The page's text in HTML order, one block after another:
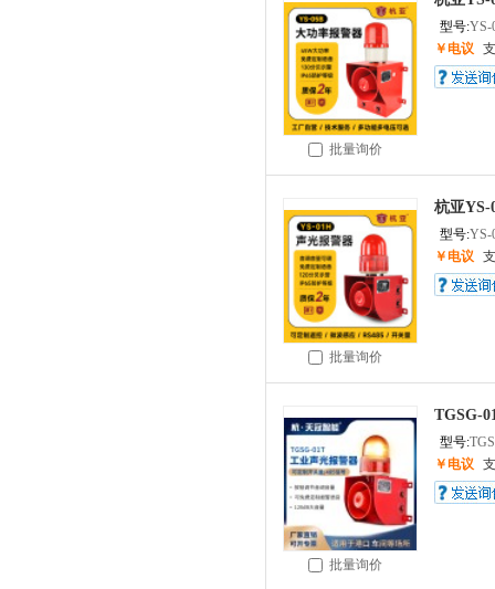
批量询价
型号:YS-
￥电议
批量询价
杭亚YS-
型号:YS-
￥电议
批量询价
TGSG-
型号:
￥电议